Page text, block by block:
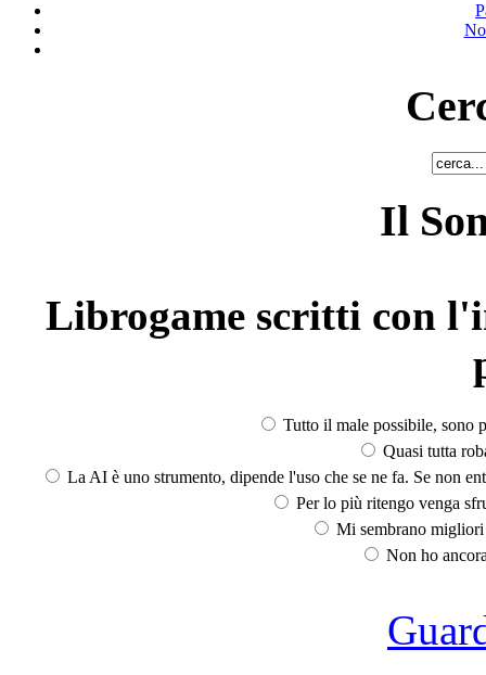
Il
Librogame scritti con
Tutto il male possibile, sono
Quasi tutta
La AI è uno strumento, dipende l'uso che se ne fa. Se non
Per lo più ritengo venga
Mi sembrano
Non ho